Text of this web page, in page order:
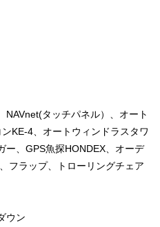
NAVnet(タッチパネル）、オート
KE-4、オートウィンドラスタワ
ー、GPS魚探HONDEX、オーデ
フラップ、トローリングチェア
ウン